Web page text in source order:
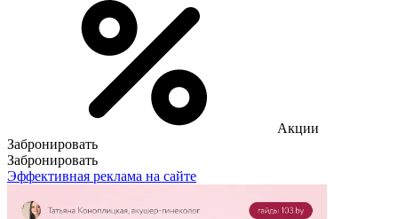
Акции
Забронировать
Забронировать
Эффективная реклама на сайте